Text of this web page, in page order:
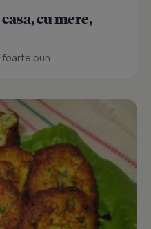
cu mere,
bun...